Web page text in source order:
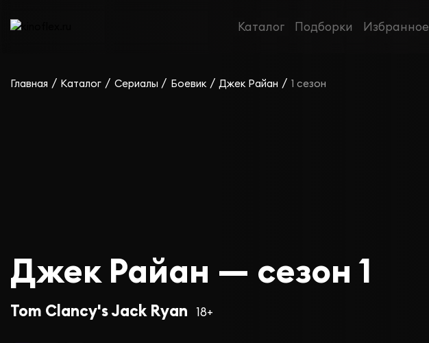
Каталог Подборки Избранное
Главная / Каталог / Сериалы / Боевик / Джек Райан / 1 сезон
Джек Райан — сезон 1
Tom Clancy's Jack Ryan 18+